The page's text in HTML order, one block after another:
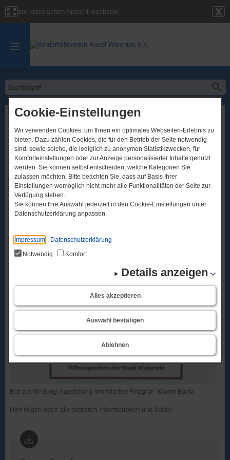
Cookie-Einstellungen
Wir verwenden Cookies, um Ihnen ein optimales Webseiten-Erlebnis zu
bieten. Dazu zählen Cookies, die für den Betrieb der Seite notwendig
sind, sowie solche, die lediglich zu anonymen Statistikzwecken, für
Komforteinstellungen oder zur Anzeige personalisierter Inhalte genutzt
werden. Sie können selbst entscheiden, welche Kategorien Sie
zulassen möchten. Bitte beachten Sie, dass auf Basis Ihrer
Einstellungen womöglich nicht mehr alle Funktionalitäten der Seite zur
Verfügung stehen.
Sie können Ihre Auswahl jederzeit in den Cookie-Einstellungen unter
Datenschutzerklärung anpassen.
Impressum
Datenschutzerklärung
Notwendig
Komfort
Details anzeigen
Alles akzeptieren
Auswahl bestätigen
Ablehnen
zur klassischen Ansicht wechseln
Ausstellung himmlischer Fotograf -
Maxim Burda
20.​07.​2023
Bild zur Meldung: Ausstellung himmlischer Fotograf - Maxim Burda
Hier folgen noch alle weiteren Informationen und Bilder.